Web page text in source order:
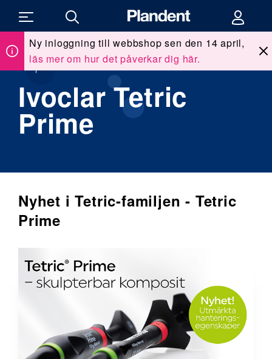
Ny inloggning till webbshop sen den 14 april,
läs mer om hur det påverkar dig här.
är Allt för kliniken / Våra leverantörer / Ivoclar Tetric Prime
Ivoclar Tetric
Prime
Nyhet i Tetric-familjen - Tetric
Prime